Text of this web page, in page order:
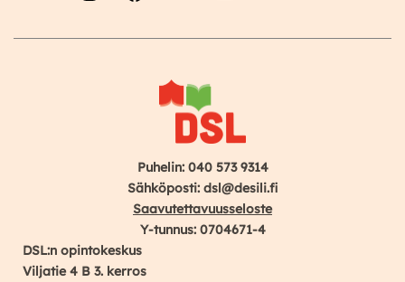
Puhelin: 040 573 9314
Sähköposti: dsl@desili.fi
Saavutettavuusseloste
Y-tunnus: 0704671-4
DSL:n opintokeskus
Viljatie 4 B 3. kerros